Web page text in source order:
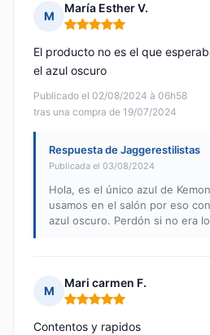
M
María Esther V.
Nota: 5 de 5
Publicado el 02/08/2024 à 06h58
tras una compra de 19/07/2024
El producto no es el que
el azul oscuro
Respuesta de Jaggerestilistas
Publicada el 03/08/2024
Hola, es el único azul de
usamos en el salón por eso
azul oscuro. Perdón si no era
M
Mari carmen F.
Nota: 5 de 5
Contentos y rapidos